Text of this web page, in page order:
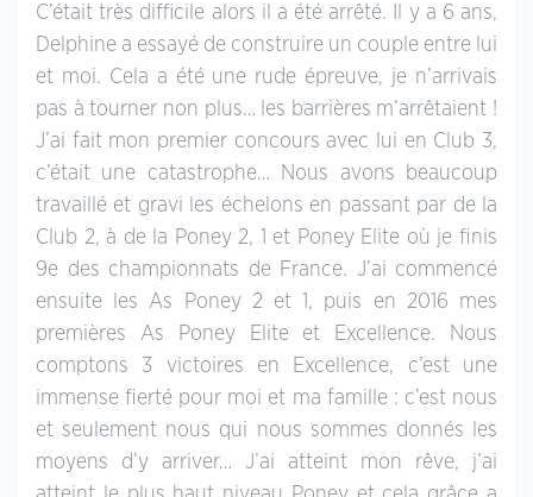
C’était très difficile alors il a été arrêté. Il y a 6 ans,
Delphine a essayé de construire un couple entre lui
et moi. Cela a été une rude épreuve, je n’arrivais
pas à tourner non plus… les barrières m’arrêtaient !
J’ai fait mon premier concours avec lui en Club 3,
c’était une catastrophe… Nous avons beaucoup
travaillé et gravi les échelons en passant par de la
Club 2, à de la Poney 2, 1 et Poney Elite où je finis
9e des championnats de France. J’ai commencé
ensuite les As Poney 2 et 1, puis en 2016 mes
premières As Poney Elite et Excellence. Nous
comptons 3 victoires en Excellence, c’est une
immense fierté pour moi et ma famille : c’est nous
et seulement nous qui nous sommes donnés les
moyens d’y arriver… J’ai atteint mon rêve, j’ai